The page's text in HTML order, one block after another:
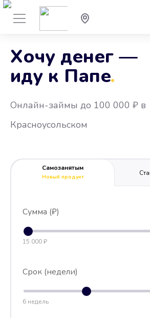
Хочу денег —
иду к Папе
.
Онлайн-займы до 100 000 ₽ в
Красноусольском
Самозанятым
Новый продукт
Сумма (₽)
15 000 ₽
Срок (недели)
6 недель